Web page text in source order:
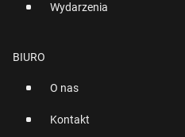
Wydarzenia
BIURO
O nas
Kontakt